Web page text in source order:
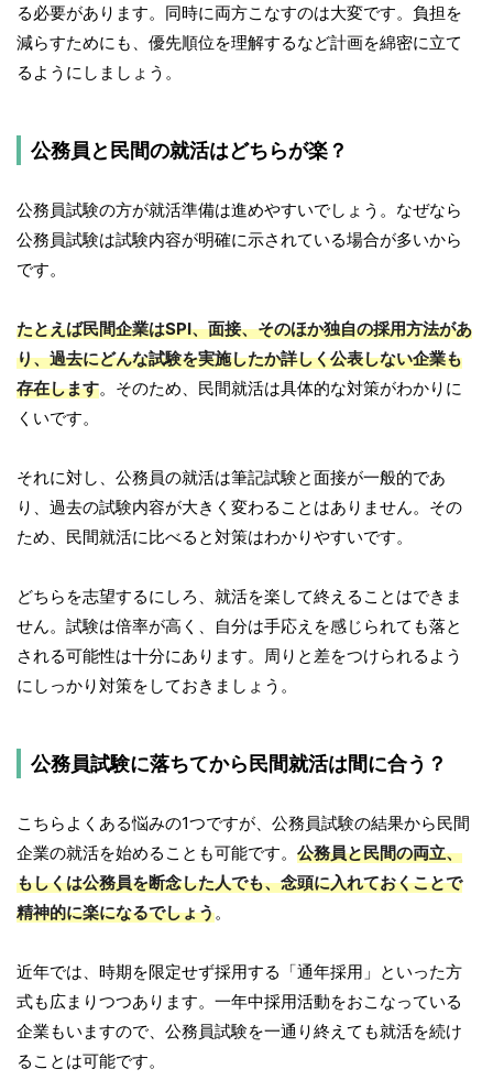
る必要があります。同時に両方こなすのは大変です。負担を
減らすためにも、優先順位を理解するなど計画を綿密に立て
るようにしましょう。
公務員と民間の就活はどちらが楽？
公務員試験の方が就活準備は進めやすいでしょう。なぜなら
公務員試験は試験内容が明確に示されている場合が多いから
です。
たとえば民間企業はSPI、面接、そのほか独自の採用方法があ
り、過去にどんな試験を実施したか詳しく公表しない企業も
存在します。そのため、民間就活は具体的な対策がわかりに
くいです。
それに対し、公務員の就活は筆記試験と面接が一般的であ
り、過去の試験内容が大きく変わることはありません。その
ため、民間就活に比べると対策はわかりやすいです。
どちらを志望するにしろ、就活を楽して終えることはできま
せん。試験は倍率が高く、自分は手応えを感じられても落と
される可能性は十分にあります。周りと差をつけられるよう
にしっかり対策をしておきましょう。
公務員試験に落ちてから民間就活は間に合う？
こちらよくある悩みの1つですが、公務員試験の結果から民間
企業の就活を始めることも可能です。 公務員と民間の両立、
もしくは公務員を断念した人でも、念頭に入れておくことで
精神的に楽になるでしょう。
近年では、時期を限定せず採用する「通年採用」といった方
式も広まりつつあります。一年中採用活動をおこなっている
企業もいますので、公務員試験を一通り終えても就活を続け
ることは可能です。